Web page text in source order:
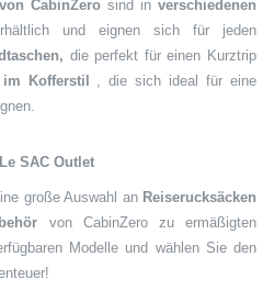
CabinZero sind in verschiedenen
und eignen sich für jeden
die perfekt für einen Kurztrip
im Kofferstil , die sich ideal für eine
SAC Outlet
große Auswahl an Reiserucksäcken
von CabinZero zu ermäßigten
Modelle und wählen Sie den